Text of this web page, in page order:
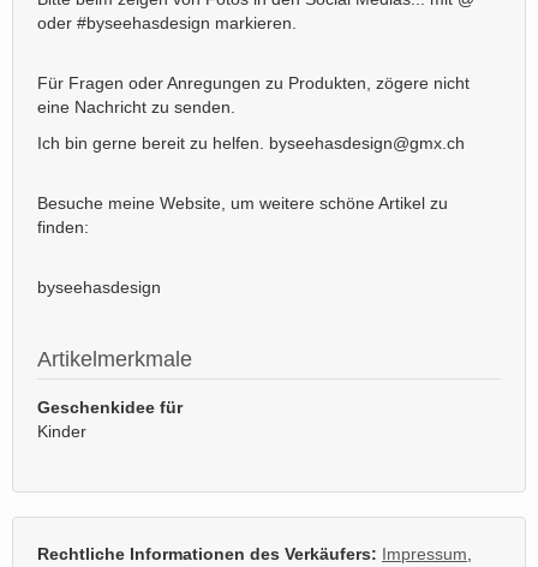
oder #byseehasdesign markieren.
Für Fragen oder Anregungen zu Produkten, zögere nicht
eine Nachricht zu senden.
Ich bin gerne bereit zu helfen. byseehasdesign@gmx.ch
Besuche meine Website, um weitere schöne Artikel zu
finden:
byseehasdesign
Artikelmerkmale
Geschenkidee für
Kinder
Rechtliche Informationen des Verkäufers: Impressum,